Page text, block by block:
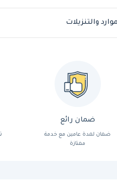
والتنزيلات
ضمان رائع
ضمان لمدة عامين مع خدمة
ممتازة